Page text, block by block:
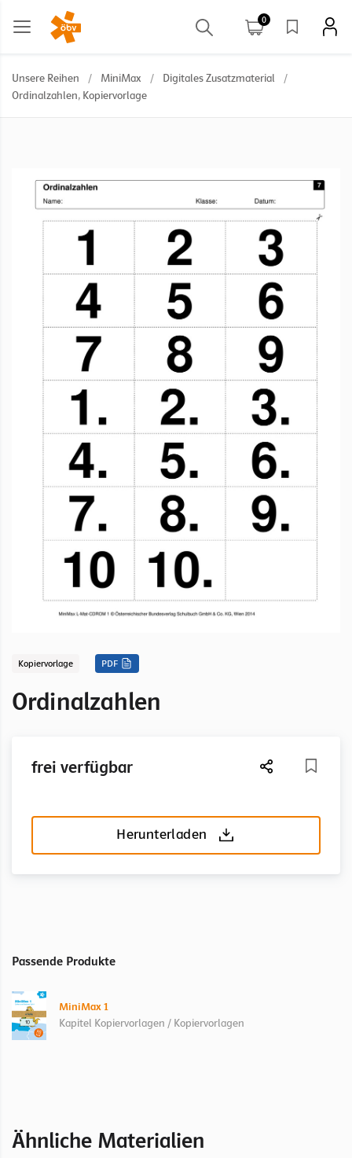
0
Unsere Reihen / MiniMax / Digitales Zusatzmaterial
/
Ordinalzahlen, Kopiervorlage
Kopiervorlage PDF
Ordinalzahlen
frei verfügbar
Herunterladen
Passende Produkte
MiniMax 1
Kapitel Kopiervorlagen / Kopiervorlagen
Ähnliche Materialien